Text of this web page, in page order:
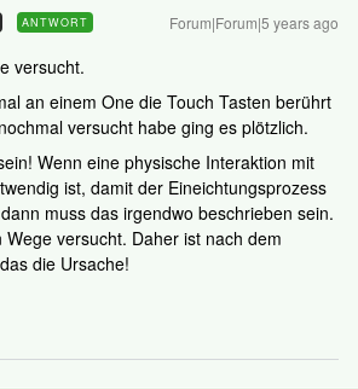
ANTWORT Forum|Forum|5 years ago
versucht.
an einem One die Touch Tasten berührt
versucht habe ging es plötzlich.
Wenn eine physische Interaktion mit
ist, damit der Eineichtungsprozess
muss das irgendwo beschrieben sein.
versucht. Daher ist nach dem
die Ursache!